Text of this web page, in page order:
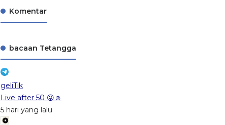
Komentar
bacaan Tetangga
geliTik
Live after 50 😜☺️
5 hari yang lalu